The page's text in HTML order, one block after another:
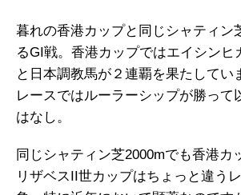
暮れの香港カップと同じシャティン
るGI戦。香港カップではエイシン
と日本調教馬が２連覇を果たしてい
レースではルーラーシップが勝って
はなし。
同じシャティン芝2000mでも香港カ
リザベスII世カップはちょっと違う